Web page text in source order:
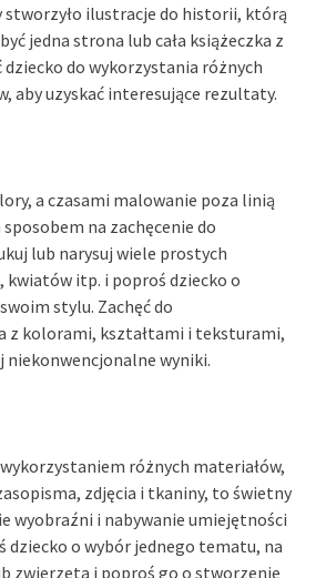
stworzyło ilustracje do historii, którą
jedna strona lub cała książeczka z
do wykorzystania różnych
aby uzyskać interesujące rezultaty.
a czasami malowanie poza linią
na zachęcenie do
lub narysuj wiele prostych
itp. i poproś dziecko o
stylu. Zachęć do
z kolorami, kształtami i teksturami,
niekonwencjonalne wyniki.
różnych materiałów,
zdjęcia i tkaniny, to świetny
wyobraźni i nabywanie umiejętności
dziecko o wybór jednego tematu, na
zwierzęta i poproś go o stworzenie